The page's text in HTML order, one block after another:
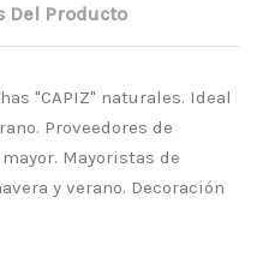
Del Producto
"CAPIZ" naturales. Ideal
Proveedores de
Mayoristas de
y verano. Decoración